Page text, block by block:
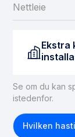
Nettleie
Ekstra
Hvis du
Se om du kan
istedenfor.
Hvilken